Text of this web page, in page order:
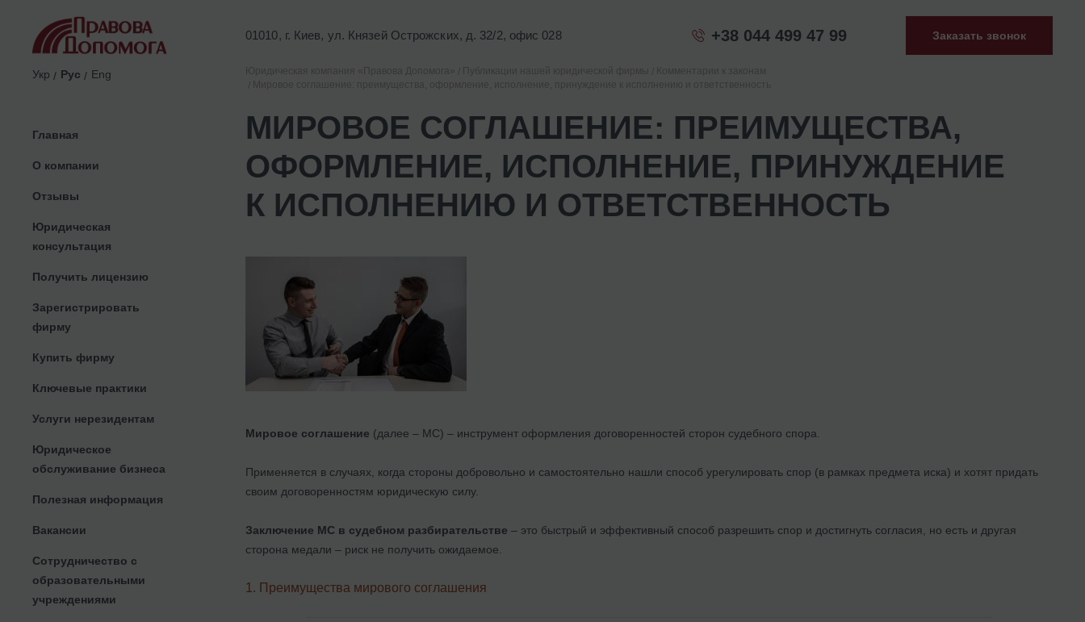
01010, г. Киев, ул. Князей Острожских, д. 32/2, офис 028 +38 044 499 47 99 Заказать звонок
Укр Рус Eng
Главная
О компании
Отзывы
Юридическая
консультация
Получить лицензию
Зарегистрировать
фирму
Купить фирму
Ключевые практики
Услуги нерезидентам
Юридическое
обслуживание бизнеса
Полезная информация
Вакансии
Сотрудничество с
образовательными
учреждениями
МИРОВОЕ СОГЛАШЕНИЕ: ПРЕИМУЩЕСТВА,
ОФОРМЛЕНИЕ, ИСПОЛНЕНИЕ, ПРИНУЖДЕНИЕ
К ИСПОЛНЕНИЮ И ОТВЕТСТВЕННОСТЬ
Мировое соглашение (далее – МС) – инструмент оформления договоренностей сторон судебного спора.
Применяется в случаях, когда стороны добровольно и самостоятельно нашли способ урегулировать спор (в рамках предмета иска) и хотят придать
своим договоренностям юридическую силу.
Заключение МС в судебном разбирательстве – это быстрый и эффективный способ разрешить спор и достигнуть согласия, но есть и другая
сторона медали – риск не получить ожидаемое.
1. Преимущества мирового соглашения